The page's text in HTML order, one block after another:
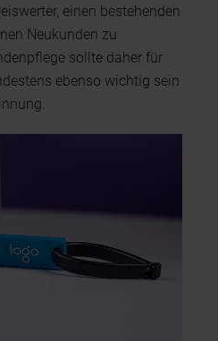
einen bestehenden
Neukunden zu
sollte daher für
ebenso wichtig sein